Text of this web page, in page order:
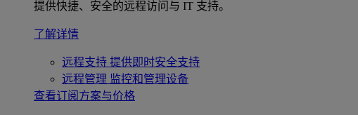
提供快捷、安全的远程访问与 IT 支持。
了解详情
远程支持 提供即时安全支持
远程管理 监控和管理设备
查看订阅方案与价格